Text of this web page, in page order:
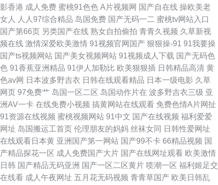
影香港 成人免费 蜜桃91色色 A片视频网 国产自在线 操欧美老
女人
人人97综合精品 岛国免费 国产无码一二 蜜桃tv网站入口
国产第66页 另类国产在线 熟女自拍偷拍 青青久视频 久草新视
频在线 激情深爱欧美激情 91视频官网国产 狠狠操-91 91我要操
国产ts视频网站 国产美女视频网站 91视频成人下载 国产无码色
色 91香蕉亚洲精品 91伊人加勒比 欧美狠狠插 日韩精品高清 黄
色av网 日本波多野吉衣 日韩在线观看精品 日本一级电影 久草
网页 97免费艹 岛国一区二区 岛国动作片在 波多野吉衣三级 亚
洲AV一卡 在线免费小视频 搞黄网站在线观看 免费色情A片网扯
91资源在线视频 蜜桃视频网站 91中文 国产在线视频 福利爱爱
网址 岛国搬运工首页 伦理朋友的妈妈 丝袜女同 日韩性爱网址
在线观看日本黄 亚洲国产第一网站 国产99不卡 66精品视频 国
产精品探花一区 成人免费国产大片 国产在线网址观看 欧美激情
日韩 国产精品无码亚洲 国产一区二区黄片 喷潮一区 福利姬足交
在线看 成人午夜网址 五月花无码视频 青青草国产 欧美日韩乱